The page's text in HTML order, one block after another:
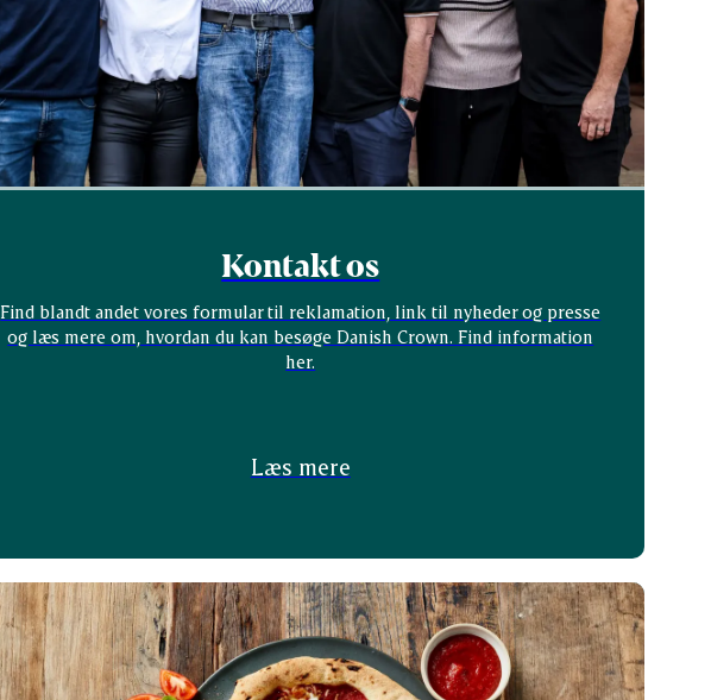
Kontakt os
Find blandt andet vores formular til reklamation, link til nyheder og presse
og læs mere om, hvordan du kan besøge Danish Crown. Find information
her.
Læs mere